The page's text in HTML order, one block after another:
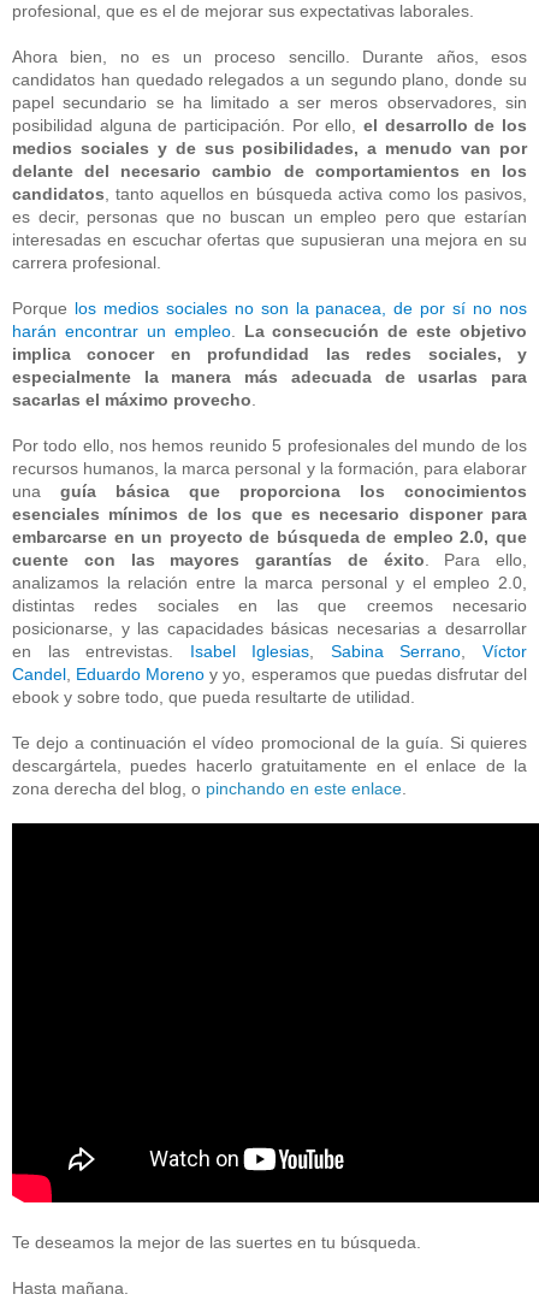
profesional, que es el de mejorar sus expectativas laborales.
Ahora bien, no es un proceso sencillo. Durante años, esos
candidatos han quedado relegados a un segundo plano, donde su
papel secundario se ha limitado a ser meros observadores, sin
posibilidad alguna de participación. Por ello, el desarrollo de los
medios sociales y de sus posibilidades, a menudo van por
delante del necesario cambio de comportamientos en los
candidatos, tanto aquellos en búsqueda activa como los pasivos,
es decir, personas que no buscan un empleo pero que estarían
interesadas en escuchar ofertas que supusieran una mejora en su
carrera profesional.
Porque los medios sociales no son la panacea, de por sí no nos
harán encontrar un empleo. La consecución de este objetivo
implica conocer en profundidad las redes sociales, y
especialmente la manera más adecuada de usarlas para
sacarlas el máximo provecho.
Por todo ello, nos hemos reunido 5 profesionales del mundo de los
recursos humanos, la marca personal y la formación, para elaborar
una guía básica que proporciona los conocimientos
esenciales mínimos de los que es necesario disponer para
embarcarse en un proyecto de búsqueda de empleo 2.0, que
cuente con las mayores garantías de éxito. Para ello,
analizamos la relación entre la marca personal y el empleo 2.0,
distintas redes sociales en las que creemos necesario
posicionarse, y las capacidades básicas necesarias a desarrollar
en las entrevistas. Isabel Iglesias, Sabina Serrano,Víctor
Candel, Eduardo Moreno y yo, esperamos que puedas disfrutar del
ebook y sobre todo, que pueda resultarte de utilidad.
Te dejo a continuación el vídeo promocional de la guía. Si quieres
descargártela, puedes hacerlo gratuitamente en el enlace de la
zona derecha del blog, o pinchando en este enlace.
Te deseamos la mejor de las suertes en tu búsqueda.
Hasta mañana.